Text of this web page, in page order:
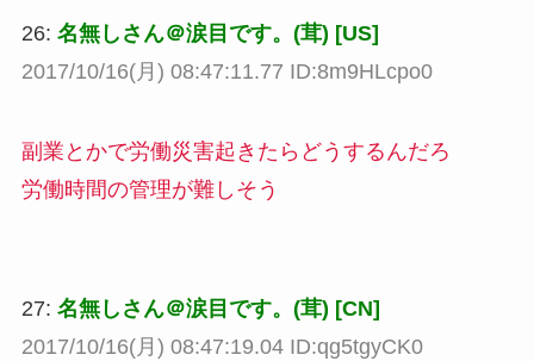
26: 名無しさん＠涙目です。(茸) [US]
2017/10/16(月) 08:47:11.77 ID:8m9HLcpo0
副業とかで労働災害起きたらどうするんだろ
労働時間の管理が難しそう
27: 名無しさん＠涙目です。(茸) [CN]
2017/10/16(月) 08:47:19.04 ID:qg5tgyCK0